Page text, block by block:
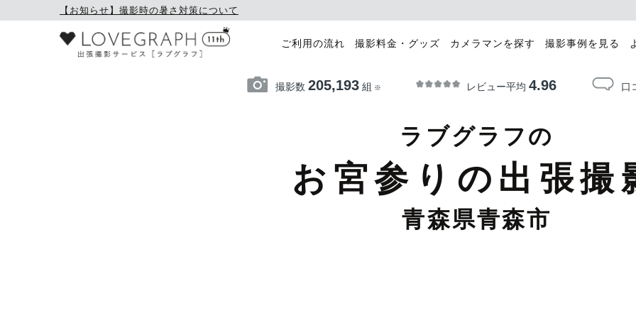
【お知らせ】撮影時の暑さ対策について
ご利用の流れ 撮影料金・グッズ カメラマンを探す 撮影事例を見る
撮影数 205,193組 ※ レビュー平均 4.96 口
ラブグラフの
お宮参りの出張撮
青森県青森市